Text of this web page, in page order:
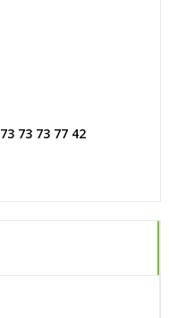
73 73 73 77 42